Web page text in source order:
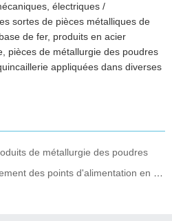
électriques /
sortes de pièces métalliques de
de fer, produits en acier
pièces de métallurgie des poudres
appliquées dans diverses
de métallurgie des poudres
des points d'alimentation en colle MIM